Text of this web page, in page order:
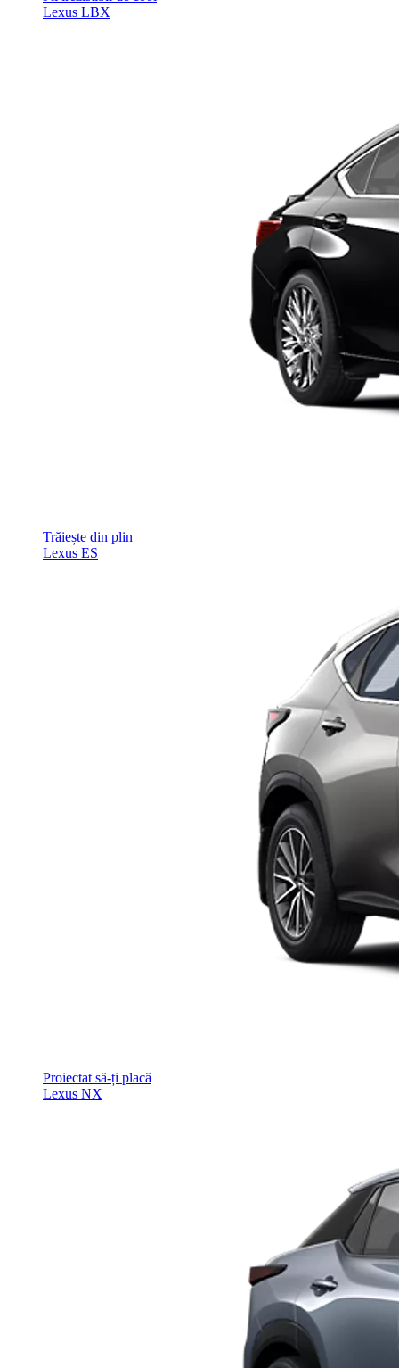
Lexus LBX
Trăiește din plin
Lexus ES
Proiectat să-ți placă
Lexus NX